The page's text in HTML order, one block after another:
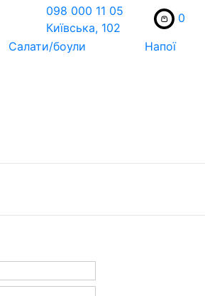
098 000 11 05
Київська, 102
0
Салати/боули Напої